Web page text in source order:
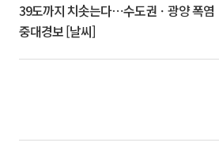
39도까지 치솟는다⋯수도권ㆍ광양 폭염
중대경보 [날씨]